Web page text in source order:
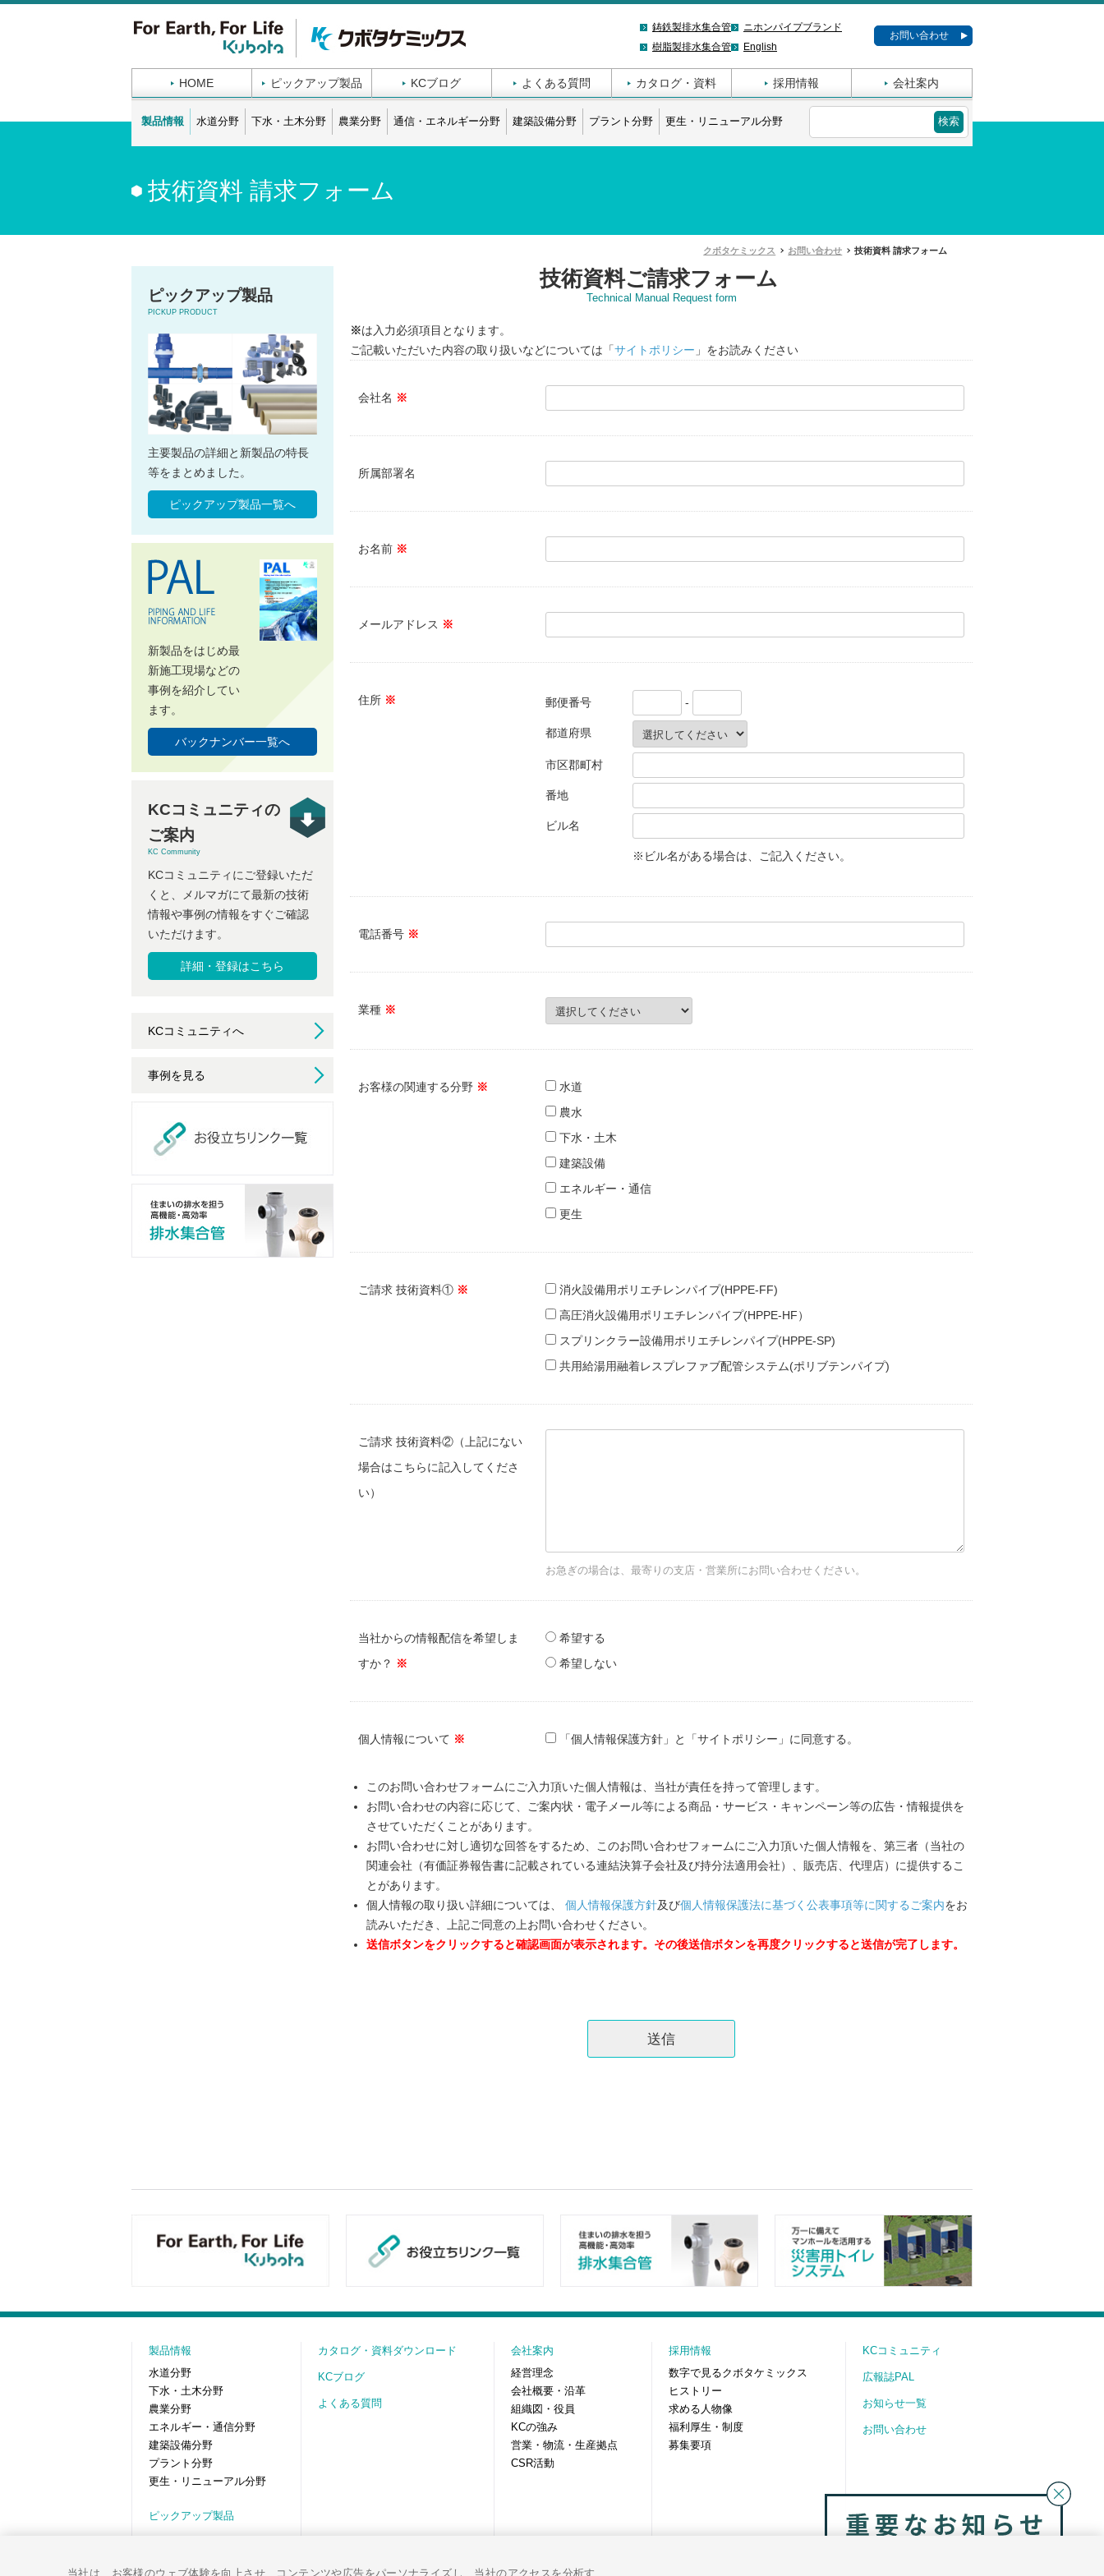
鋳鉄製排水集合管
ニホンパイプブランド
樹脂製排水集合管
English
お問い合わせ
HOME ピックアップ製品 KCブログ よくある質問 カタログ・資料 採用情報 会社案内
製品情報 水道分野 下水・土木分野 農業分野 通信・エネルギー分野 建築設備分野 プラント分野 更生・リニューアル分野
技術資料 請求フォーム
クボタケミックス お問い合わせ 技術資料 請求フォーム
技術資料ご請求フォーム
Technical Manual Request form
※は入力必須項目となります。
ご記載いただいた内容の取り扱いなどについては「サイトポリシー 」をお読みください
会社名 ※
所属部署名
お名前 ※
メールアドレス ※
住所 ※ 郵便番号 -
都道府県
市区郡町村
番地
ビル名
※ビル名がある場合は、ご記入ください。
電話番号 ※
業種 ※
お客様の関連する分野 ※
水道
農水
下水・土木
建築設備
エネルギー・通信
更生
ご請求 技術資料① ※
消火設備用ポリエチレンパイプ(HPPE-FF)
高圧消火設備用ポリエチレンパイプ(HPPE-HF）
スプリンクラー設備用ポリエチレンパイプ(HPPE-SP)
共用給湯用融着レスプレファブ配管システム(ポリブテンパイプ)
ご請求 技術資料②（上記にない
場合はこちらに記入してくださ
い）
お急ぎの場合は、最寄りの支店・営業所にお問い合わせください。
当社からの情報配信を希望しま
すか？ ※
希望する
希望しない
個人情報について ※ 「個人情報保護方針」と「サイトポリシー」に同意する。
このお問い合わせフォームにご入力頂いた個人情報は、当社が責任を持って管理します。
お問い合わせの内容に応じて、ご案内状・電子メール等による商品・サービス・キャンペーン等の広告・情報提供を
させていただくことがあります。
お問い合わせに対し適切な回答をするため、このお問い合わせフォームにご入力頂いた個人情報を、第三者（当社の
関連会社（有価証券報告書に記載されている連結決算子会社及び持分法適用会社）、販売店、代理店）に提供するこ
とがあります。
個人情報の取り扱い詳細については、個人情報保護方針及び個人情報保護法に基づく公表事項等に関するご案内をお
読みいただき、上記ご同意の上お問い合わせください。
送信ボタンをクリックすると確認画面が表示されます。その後送信ボタンを再度クリックすると送信が完了します。
ピックアップ製品
PICKUP PRODUCT
主要製品の詳細と新製品の特長
等をまとめました。
ピックアップ製品一覧へ
新製品をはじめ最
新施工現場などの
事例を紹介してい
ます。
バックナンバー一覧へ
KCコミュニティの
ご案内
KC Community
KCコミュニティにご登録いただ
くと、メルマガにて最新の技術
情報や事例の情報をすぐご確認
いただけます。
詳細・登録はこちら
KCコミュニティへ
事例を見る
製品情報
水道分野
下水・土木分野
農業分野
エネルギー・通信分野
建築設備分野
プラント分野
更生・リニューアル分野
ピックアップ製品
使用場所・用途から探す
カタログ・資料ダウンロード
KCブログ
よくある質問
会社案内
経営理念
会社概要・沿革
組織図・役員
KCの強み
営業・物流・生産拠点
CSR活動
採用情報
数字で見るクボタケミックス
ヒストリー
求める人物像
福利厚生・制度
募集要項
KCコミュニティ
広報誌PAL
お知らせ一覧
お問い合わせ
当社は、お客様のウェブ体験を向上させ、コンテンツや広告をパーソナライズし、当社のアクセスを分析す